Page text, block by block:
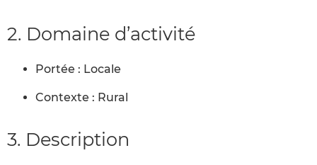
2. Domaine d’activité
Portée : Locale
Contexte : Rural
3. Description